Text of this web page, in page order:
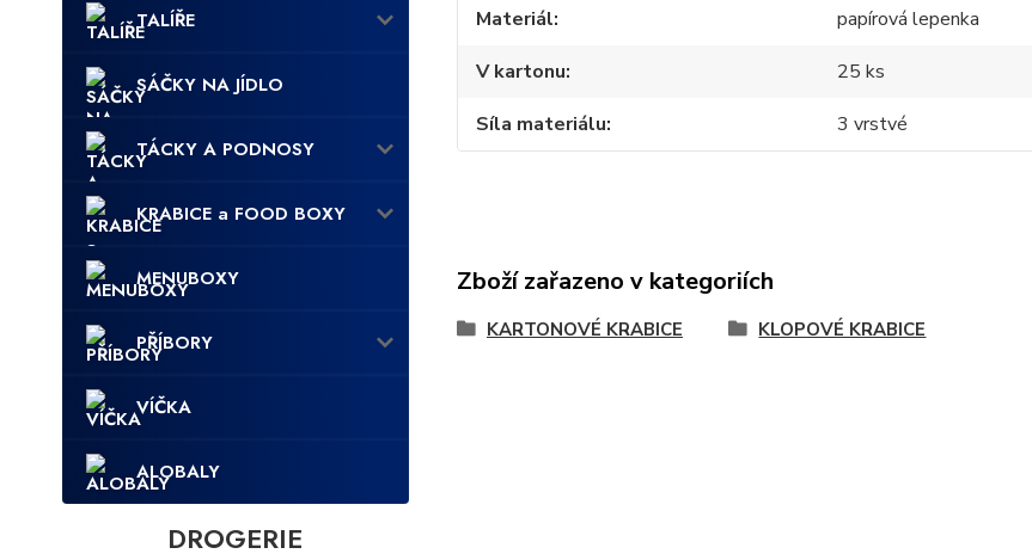
TALÍŘE
SÁČKY NA JÍDLO
TÁCKY A PODNOSY
KRABICE a FOOD BOXY
MENUBOXY
PŘÍBORY
VÍČKA
ALOBALY
DROGERIE
Materiál
papírová lepenka
V kartonu
25 ks
Síla materiálu
3 vrstvé
Zboží zařazeno v kategoriích
KARTONOVÉ KRABICE KLOPOVÉ KRABICE